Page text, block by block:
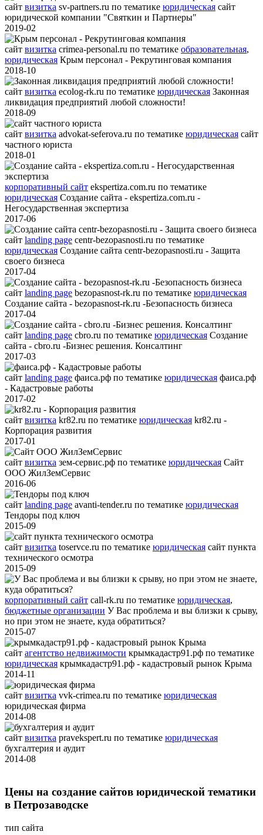
сайт визитка sv-partners.ru по тематике юридическая сайт
юридической компании "Святкин и Партнеры"
2019-02
сайт визитка crimea-personal.ru по тематике образовательная,
юридическая Крым персонал - Рекрутинговая компания
2018-10
сайт визитка ecolog-rk.ru по тематике юридическая Законная
ликвидация предприятий любой сложности!
2018-09
сайт визитка advokat-seferova.ru по тематике юридическая сайт
частного юриста
2018-01
корпоративный сайт ekspertiza.com.ru по тематике
юридическая Создание сайта - ekspertiza.com.ru -
Негосударственная экспертиза
2017-06
сайт landing page centr-bezopasnosti.ru по тематике
юридическая Создание сайта centr-bezopasnosti.ru - Защита
своего бизнеса
2017-04
сайт landing page bezopasnost-rk.ru по тематике юридическая
Создание сайта - bezopasnost-rk.ru -Безопасность бизнеса
2017-04
сайт landing page cbro.ru по тематике юридическая Создание
сайта - cbro.ru -Бизнес решения. Консалтинг
2017-03
сайт landing page фаиса.рф по тематике юридическая фаиса.рф
- Кадастровые работы
2017-02
сайт визитка kr82.ru по тематике юридическая kr82.ru -
Корпорация развития
2017-01
сайт визитка зем-сервис.рф по тематике юридическая Сайт
ООО ЖилЗемСервис
2016-06
сайт landing page avanti-tender.ru по тематике юридическая
Тендоры под ключ
2015-09
сайт визитка toservce.ru по тематике юридическая сайт пункта
технического осмотра
2015-09
корпоративный сайт call-rk.ru по тематике юридическая,
бюджетные организации У Вас проблема и вы близки к срыву,
но при этом не знаете, куда обратиться?
2015-07
сайт агентство недвижимости крымкадастр91.рф по тематике
юридическая крымкадастр91.рф - кадастровый рынок Крыма
2014-11
сайт визитка vvk-crimea.ru по тематике юридическая
юридическая фирма
2014-08
сайт визитка pravekspert.ru по тематике юридическая
бухгалтерия и аудит
2014-08
Цены на создание сайтов юридической тематики
в Петрозаводске
тип сайта